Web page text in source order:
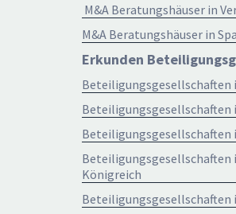
M&A Beratungshäuser in
M&A Beratungshäuser in
Erkunden
Beteiligungsgesellschaften
Beteiligungsgesellschaften
Beteiligungsgesellschaften
Beteiligungsgesellschaften
Königreich
Beteiligungsgesellschaften